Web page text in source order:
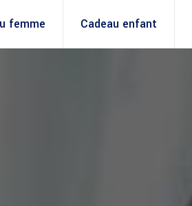
femme Cadeau enfant